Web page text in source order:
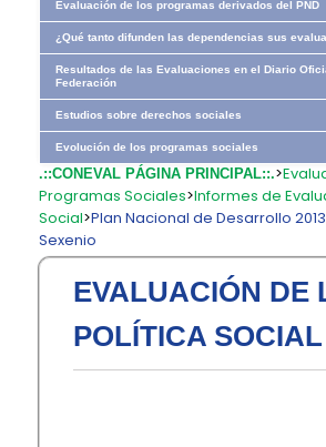
Evaluación de los programas derivados del PND
¿Qué tanto difunden las dependencias sus
Resultados de las Evaluaciones en el Diario
Federación
Estudios sobre derechos sociales
Evolución de los programas sociales​​
.::CONEVAL PÁGINA PRINCIPAL::.>
Programas Sociales>Informes de
Social>Plan Nacional de Desarrollo
Sexenio
EVALUACIÓN DE
POLÍTICA SOCIAL